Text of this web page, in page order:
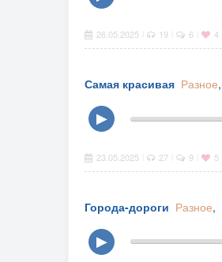
26.05.2025 19 6 4
Самая красивая Разное,
▶
23.05.2025 27 9 5
Города-дороги Разное,
▶